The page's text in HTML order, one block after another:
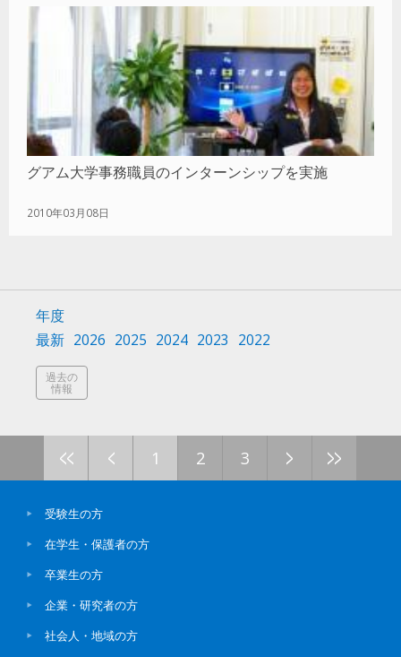
グアム大学事務職員のインターンシップを実施
2010年03月08日
年度
最新 2026 2025 2024 2023 2022
過去の
情報
<< < 1 2 3 > >>
受験生の方
在学生・保護者の方
卒業生の方
企業・研究者の方
社会人・地域の方